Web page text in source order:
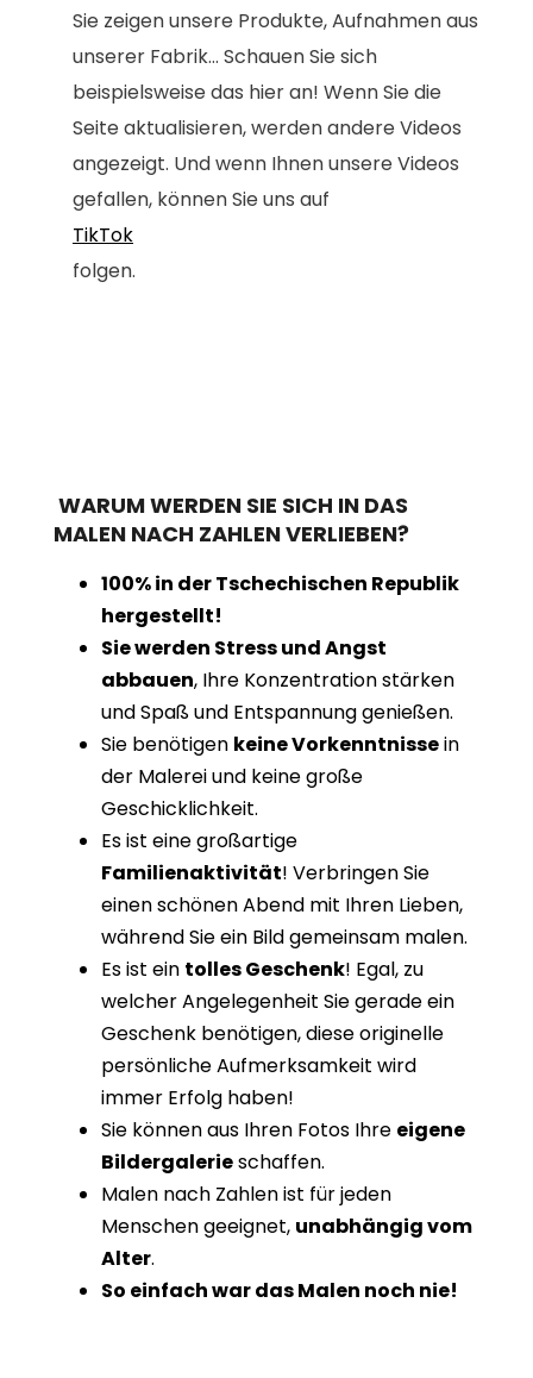
Sie zeigen unsere Produkte, Aufnahmen aus
unserer Fabrik... Schauen Sie sich
beispielsweise das hier an! Wenn Sie die
Seite aktualisieren, werden andere Videos
angezeigt. Und wenn Ihnen unsere Videos
gefallen, können Sie uns auf
TikTok
folgen.
WARUM WERDEN SIE SICH IN DAS
MALEN NACH ZAHLEN VERLIEBEN?
100% in der Tschechischen Republik
hergestellt!
Sie werden Stress und Angst
abbauen, Ihre Konzentration stärken
und Spaß und Entspannung genießen.
Sie benötigen keine Vorkenntnissein
der Malerei und keine große
Geschicklichkeit.
Es ist eine großartige
Familienaktivität! Verbringen Sie
einen schönen Abend mit Ihren Lieben,
während Sie ein Bild gemeinsam malen.
Es ist ein tolles Geschenk! Egal, zu
welcher Angelegenheit Sie gerade ein
Geschenk benötigen, diese originelle
persönliche Aufmerksamkeit wird
immer Erfolg haben!
Sie können aus Ihren Fotos Ihre eigene
Bildergalerieschaffen.
Malen nach Zahlen ist für jeden
Menschen geeignet, unabhängig vom
Alter.
So einfach war das Malen noch nie!